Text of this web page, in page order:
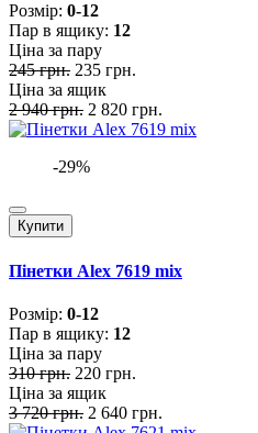
Розмiр: 0-12
Пар в ящику: 12
Ціна за пару
245 грн. 235 грн.
Ціна за ящик
2 940 грн. 2 820 грн.
-29%
Купити
Пінетки Alex 7619 mix
Розмiр: 0-12
Пар в ящику: 12
Ціна за пару
310 грн. 220 грн.
Ціна за ящик
3 720 грн. 2 640 грн.